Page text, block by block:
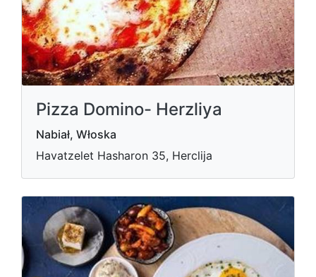
Pizza Domino- Herzliya
Nabiał, Włoska
Havatzelet Hasharon 35, Herclija